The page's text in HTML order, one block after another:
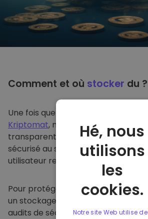
Comment et où stocker du ?
Une fois que vous achetez du sur
Kriptomat, nous le transférons de
transparente dans votre
sécurisé au sein de notre
utilisateur reçoit un portefeuille
Pour protéger nos clients et leurs
un stockage hors ligne sécurisé et
audits de sécurité réguliers. Cette
Hé, nous
utilisons
les
cookies.
Notre site Web utilise